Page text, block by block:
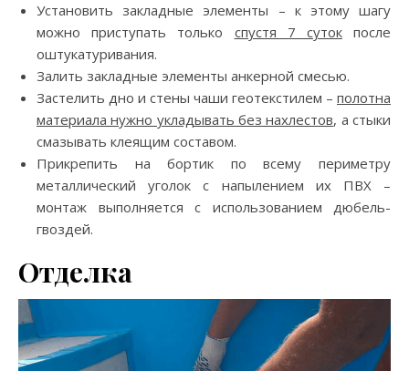
Установить закладные элементы – к этому шагу
можно приступать только спустя 7 сутокпосле
оштукатуривания.
Залить закладные элементы анкерной смесью.
Застелить дно и стены чаши геотекстилем – полотна
материала нужно укладывать без нахлестов, а стыки
смазывать клеящим составом.
Прикрепить на бортик по всему периметру
металлический уголок с напылением их ПВХ –
монтаж выполняется с использованием дюбель-
гвоздей.
Отделка